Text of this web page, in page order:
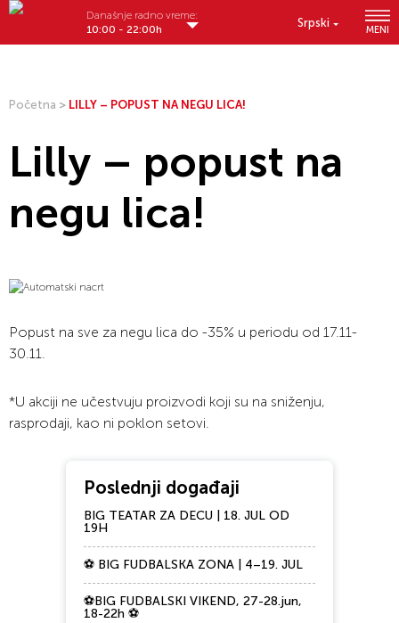
Srpski
MENI
Današnje radno vreme:
10:00 - 22:00h
Početna > LILLY – POPUST NA NEGU LICA!
Lilly – popust na
negu lica!
Popust na sve za negu lica do -35% u periodu od 17.11-
30.11.
*U akciji ne učestvuju proizvodi koji su na sniženju,
rasprodaji, kao ni poklon setovi.
Poslednji događaji
BIG TEATAR ZA DECU | 18. JUL OD
19H
⚽ BIG FUDBALSKA ZONA | 4–19. JUL
⚽BIG FUDBALSKI VIKEND, 27-28.jun,
18-22h ⚽